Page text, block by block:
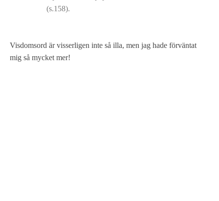
(s.158).
Visdomsord är visserligen inte så illa, men jag hade förväntat
mig så mycket mer!